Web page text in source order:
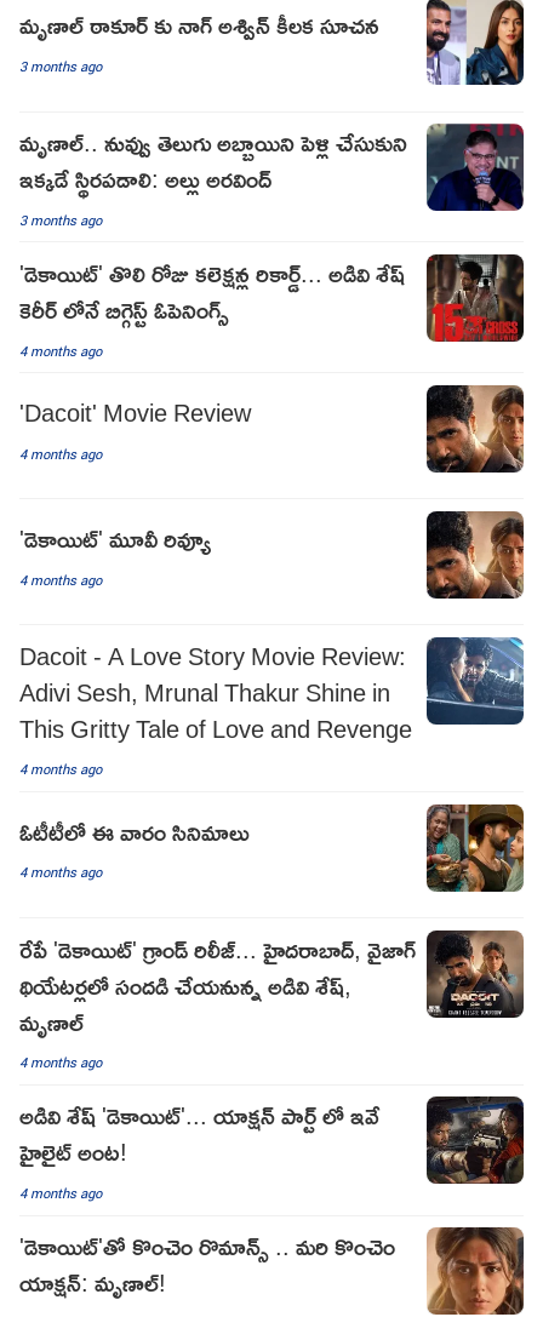
మృణాల్ ఠాకూర్ కు నాగ్ అశ్విన్ కీలక సూచన
3 months ago
మృణాల్.. నువ్వు తెలుగు అబ్బాయిని పెళ్లి చేసుకుని
ఇక్కడే స్థిరపడాలి: అల్లు అర‌వింద్‌
3 months ago
'డెకాయిట్' తొలి రోజు కలెక్షన్ల రికార్డ్... అడివి శేష్
కెరీర్ లోనే బిగ్గెస్ట్ ఓపెనింగ్స్
4 months ago
'Dacoit' Movie Review
4 months ago
'డెకాయిట్‌' మూవీ రివ్యూ
4 months ago
Dacoit - A Love Story Movie Review:
Adivi Sesh, Mrunal Thakur Shine in
This Gritty Tale of Love and Revenge
4 months ago
ఓటీటీలో ఈ వారం సినిమాలు
4 months ago
రేపే 'డెకాయిట్' గ్రాండ్ రిలీజ్... హైదరాబాద్, వైజాగ్‌
థియేటర్లలో సందడి చేయనున్న అడివి శేష్,
మృణాల్
4 months ago
అడివి శేష్ 'డెకాయిట్'... యాక్షన్ పార్ట్ లో ఇవే
హైలైట్ అంట!
4 months ago
'డెకాయిట్'తో కొంచెం రొమాన్స్ .. మరి కొంచెం
యాక్షన్: మృణాల్!